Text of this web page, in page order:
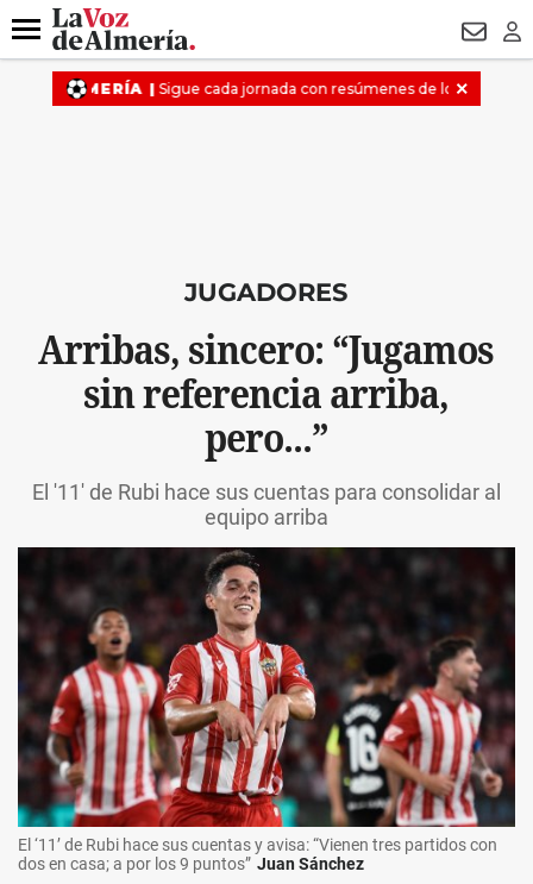
DESTACADO
Menú
JUGADORES
Arribas, sincero: “Jugamos
sin referencia arriba,
pero...”
El '11' de Rubi hace sus cuentas para consolidar al
equipo arriba
El ‘11’ de Rubi hace sus cuentas y avisa: “Vienen tres partidos con
dos en casa; a por los 9 puntos” Juan Sánchez